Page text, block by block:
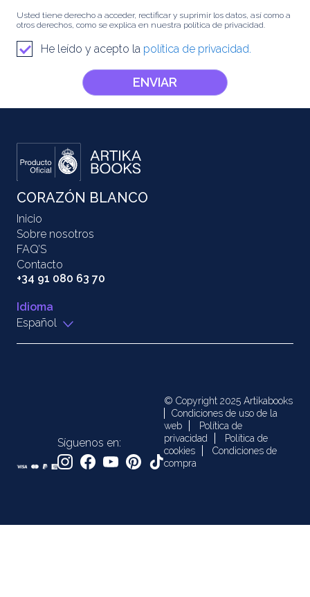
Usted tiene derecho a acceder, rectificar y suprimir los datos, así como a
otros derechos, como se explica en nuestra política de privacidad.
He leído y acepto la política de privacidad.
ENVIAR
CORAZÓN BLANCO
Inicio
Sobre nosotros
FAQ’S
Contacto
+34 91 080 63 70
Idioma
Español
Síguenos en:
© Copyright 2025 Artikabooks
Condiciones de uso de la
web
Política de
privacidad
Política de
cookies
Condiciones de
compra